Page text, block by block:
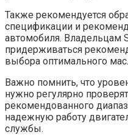
Также рекомендуется
спецификации и
автомобиля. Владельцам
придерживаться
выбора оптимального
Важно помнить, что
нужно регулярно
рекомендованного
надежную работу
службы.